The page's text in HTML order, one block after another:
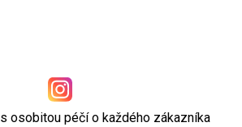
s osobitou péčí o každého zákazníka